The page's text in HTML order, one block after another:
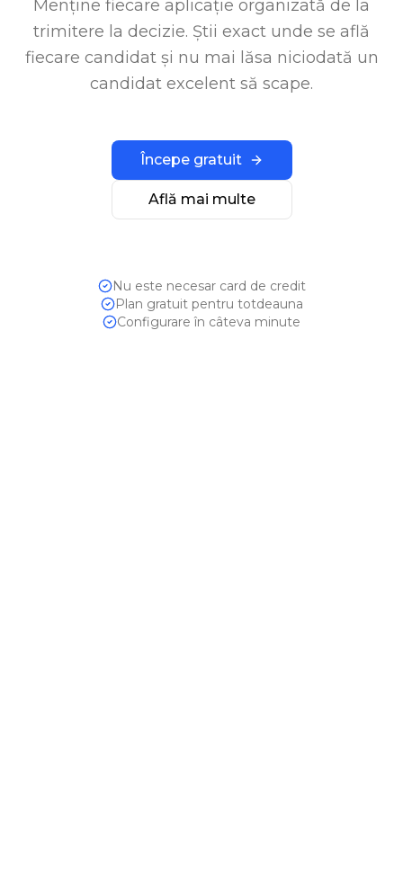
Menține fiecare aplicație organizată de la
trimitere la decizie. Știi exact unde se află
fiecare candidat și nu mai lăsa niciodată un
candidat excelent să scape.
Începe gratuit
Află mai multe
Nu este necesar card de credit
Plan gratuit pentru totdeauna
Configurare în câteva minute